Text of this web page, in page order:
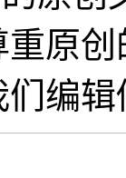
原
编